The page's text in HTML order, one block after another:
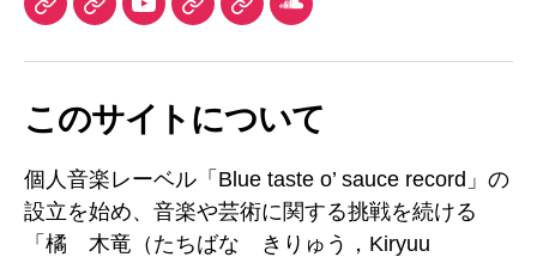
TuneCore
iTunesYouTube
ン
ル
DLsiteAudiostockSoundCloud
このサイトについて
個人音楽レーベル「Blue taste o’ sauce record」の
設立を始め、音楽や芸術に関する挑戦を続ける
「橘 木竜（たちばな きりゅう，Kiryuu